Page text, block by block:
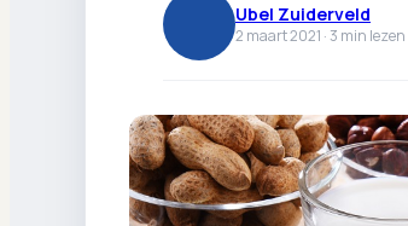
Ubel Zuiderveld
2 maart 2021 ·3 min lezen